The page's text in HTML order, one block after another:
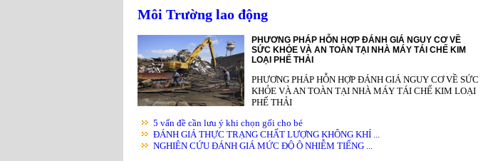
Môi Trường lao động
PHƯƠNG PHÁP HỖN HỢP ĐÁNH GIÁ NGUY CƠ VỀ
SỨC KHỎE VÀ AN TOÀN TẠI NHÀ MÁY TÁI CHẾ KIM
LOẠI PHẾ THẢI
PHƯƠNG PHÁP HỖN HỢP ĐÁNH GIÁ NGUY CƠ VỀ SỨC
KHỎE VÀ AN TOÀN TẠI NHÀ MÁY TÁI CHẾ KIM LOẠI
PHẾ THẢI
5 vấn đề cần lưu ý khi chọn gối cho bé
ĐÁNH GIÁ THỰC TRẠNG CHẤT LƯỢNG KHÔNG KHÍ ...
NGHIÊN CỨU ĐÁNH GIÁ MỨC ĐỘ Ô NHIỄM TIẾNG ...